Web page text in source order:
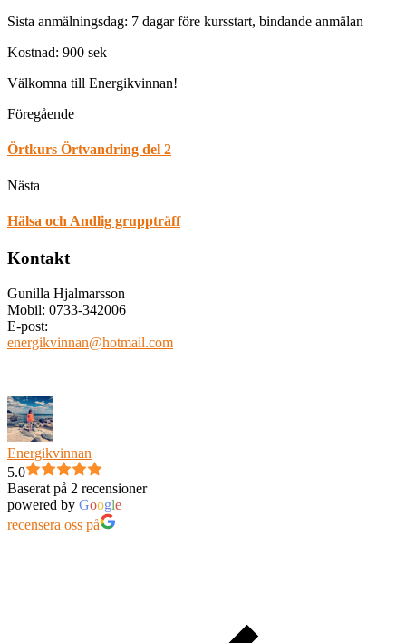
Sista anmälningsdag: 7 dagar före kursstart, bindande anmälan
Kostnad: 900 sek
Välkomna till Energikvinnan!
Föregående
Örtkurs Örtvandring del 2
Nästa
Hälsa och Andlig gruppträff
Kontakt
Gunilla Hjalmarsson
Mobil: 0733-342006
E-post:
energikvinnan@hotmail.com
Energikvinnan
5.0
Baserat på 2 recensioner
powered by Google
recensera oss på